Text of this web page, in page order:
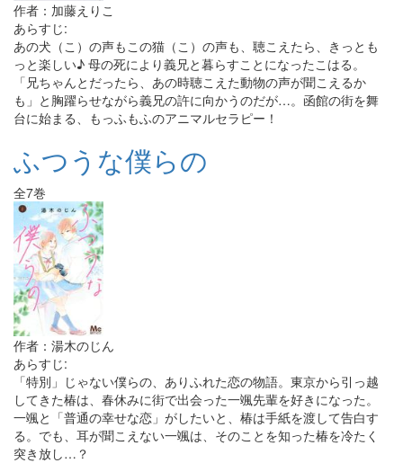
作者：加藤えりこ
あらすじ:
あの犬（こ）の声もこの猫（こ）の声も、聴こえたら、きっとも
っと楽しい♪ 母の死により義兄と暮らすことになったこはる。
「兄ちゃんとだったら、あの時聴こえた動物の声が聞こえるか
も」と胸躍らせながら義兄の許に向かうのだが…。函館の街を舞
台に始まる、もっふもふのアニマルセラピー！
ふつうな僕らの
全7巻
作者：湯木のじん
あらすじ:
「特別」じゃない僕らの、ありふれた恋の物語。東京から引っ越
してきた椿は、春休みに街で出会った一颯先輩を好きになった。
一颯と「普通の幸せな恋」がしたいと、椿は手紙を渡して告白す
る。でも、耳が聞こえない一颯は、そのことを知った椿を冷たく
突き放し…？